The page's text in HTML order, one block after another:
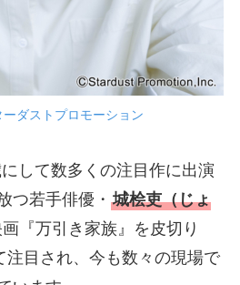
ダストプロモーション
して数多くの注目作に出演
つ若手俳優・ 城桧吏（じょ
『万引き家族』を皮切り
注目され、今も数々の現場で